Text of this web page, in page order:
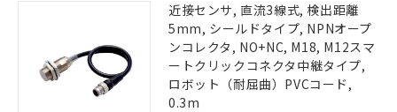
近接センサ, 直流3線式, 検出距離
5mm, シールドタイプ, NPNオープ
ンコレクタ, NO+NC, M18, M12スマ
ートクリックコネクタ中継タイプ,
ロボット（耐屈曲）PVCコード,
0.3m